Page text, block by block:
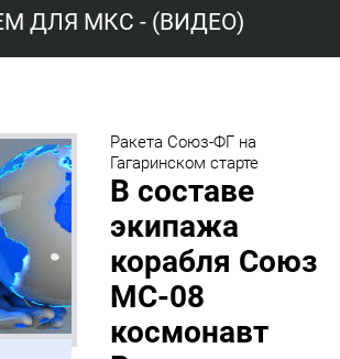
ДЛЯ МКС - (ВИДЕО)
Ракета Союз-ФГ на
Гагаринском старте
В составе
экипажа
корабля Союз
МС-08
космонавт